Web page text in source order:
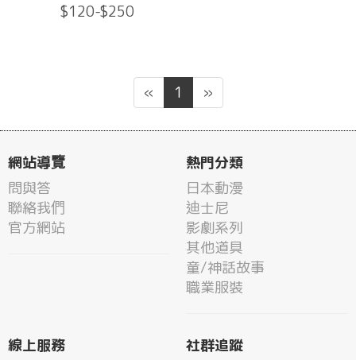
$120-$250
« 1 »
網站導覽
問與答
聯絡我們
官方網站
熱門分類
日本動漫
迪士尼
影劇系列
其他道具
童/神話故事
職業服裝
線上服務
社群追蹤